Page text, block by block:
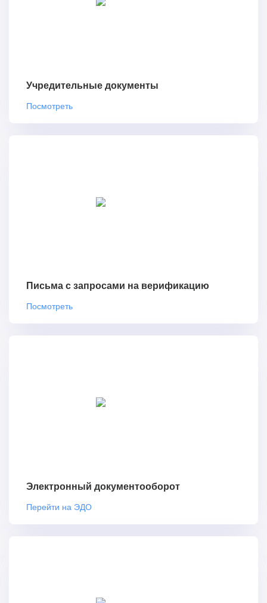
Учредительные документы
Посмотреть
Письма с запросами на верификацию
Посмотреть
Электронный документооборот
Перейти на ЭДО